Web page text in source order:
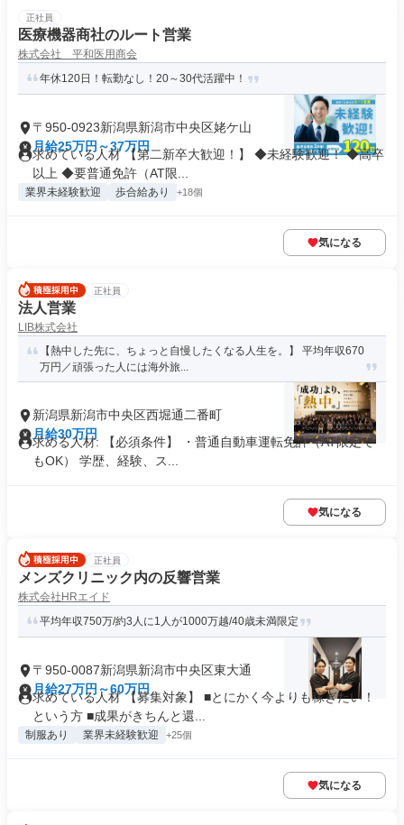
正社員
医療機器商社のルート営業
株式会社 平和医用商会
年休120日！転勤なし！20～30代活躍中！
〒950-0923新潟県新潟市中央区姥ケ山
月給25万円～37万円
求めている人材 【第二新卒大歓迎！】 ◆未経験歓迎！ ◆高卒
以上 ◆要普通免許（AT限...
業界未経験歓迎 歩合給あり +18個
気になる
正社員
法人営業
LIB株式会社
【熱中した先に、ちょっと自慢したくなる人生を。】 平均年収670
万円／頑張った人には海外旅...
新潟県新潟市中央区西堀通二番町
月給30万円
求める人材: 【必須条件】 ・普通自動車運転免許（AT限定で
もOK） 学歴、経験、ス...
気になる
正社員
メンズクリニック内の反響営業
株式会社HRエイド
平均年収750万/約3人に1人が1000万越/40歳未満限定
〒950-0087新潟県新潟市中央区東大通
月給27万円～60万円
求めている人材 【募集対象】 ■とにかく今よりも稼ぎたい！
という方 ■成果がきちんと還...
制服あり 業界未経験歓迎 +25個
気になる